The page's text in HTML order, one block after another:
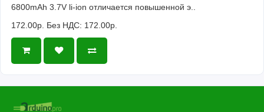
6800mAh 3.7V li-ion отличается повышенной э..
172.00р. Без НДС: 172.00р.